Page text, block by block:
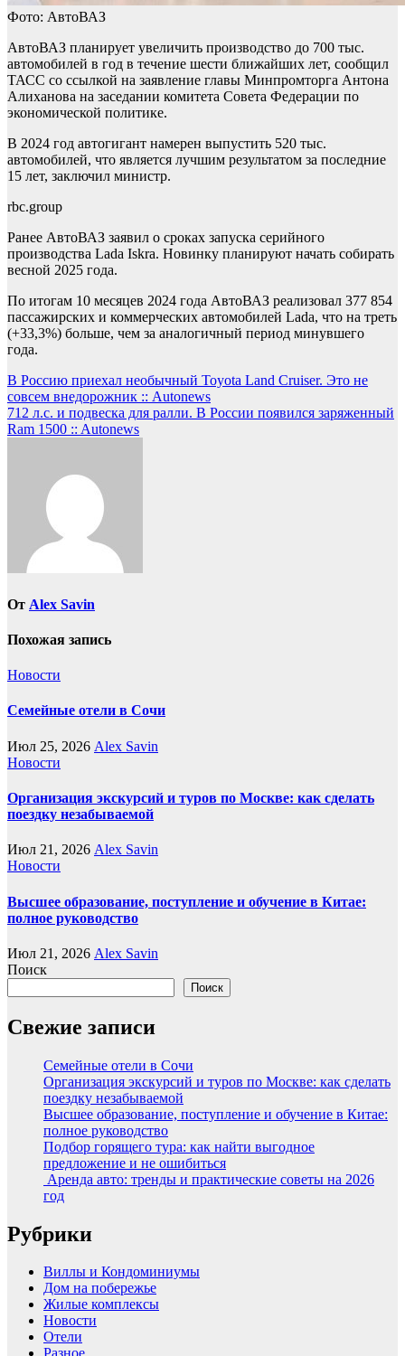
Фото: АвтоВАЗ
АвтоВАЗ планирует увеличить производство до 700 тыс.
автомобилей в год в течение шести ближайших лет, сообщил
ТАСС со ссылкой на заявление главы Минпромторга Антона
Алиханова на заседании комитета Совета Федерации по
экономической политике.
В 2024 год автогигант намерен выпустить 520 тыс.
автомобилей, что является лучшим результатом за последние
15 лет, заключил министр.
rbc.group
Ранее АвтоВАЗ заявил о сроках запуска серийного
производства Lada Iskra. Новинку планируют начать собирать
весной 2025 года.
По итогам 10 месяцев 2024 года АвтоВАЗ реализовал 377 854
пассажирских и коммерческих автомобилей Lada, что на треть
(+33,3%) больше, чем за аналогичный период минувшего
года.
Навигация
по
записям
В Россию приехал необычный Toyota Land Cruiser. Это не
совсем внедорожник :: Autonews
712 л.с. и подвеска для ралли. В России появился заряженный
Ram 1500 :: Autonews
От Alex Savin
Похожая запись
Новости
Семейные отели в Сочи
Июл 25, 2026 Alex Savin
Новости
Организация экскурсий и туров по Москве: как сделать
поездку незабываемой
Июл 21, 2026 Alex Savin
Новости
Высшее образование, поступление и обучение в Китае:
полное руководство
Июл 21, 2026 Alex Savin
Поиск
Поиск
Свежие записи
Семейные отели в Сочи
Организация экскурсий и туров по Москве: как сделать
поездку незабываемой
Высшее образование, поступление и обучение в Китае:
полное руководство
Подбор горящего тура: как найти выгодное
предложение и не ошибиться
Аренда авто: тренды и практические советы на 2026
год
Рубрики
Виллы и Кондоминиумы
Дом на побережье
Жилые комплексы
Новости
Отели